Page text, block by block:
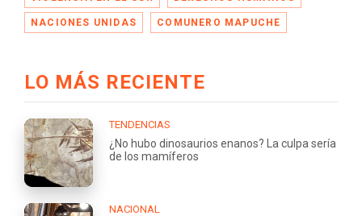
NACIONES UNIDAS COMUNERO MAPUCHE
LO MÁS RECIENTE
TENDENCIAS
¿No hubo dinosaurios enanos? La culpa sería
de los mamíferos
NACIONAL